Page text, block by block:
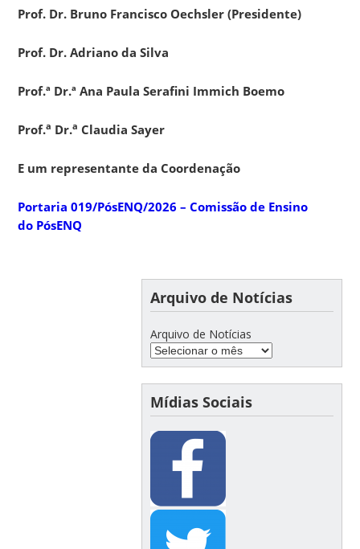
Prof. Dr. Bruno Francisco Oechsler (Presidente)
Prof. Dr. Adriano da Silva
Prof.ª Dr.ª Ana Paula Serafini Immich Boemo
Prof.a Dr.a Claudia Sayer
E um representante da Coordenação
Portaria 019/PósENQ/2026 – Comissão de Ensino
do PósENQ
Arquivo de Notícias
Arquivo de Notícias
Mídias Sociais